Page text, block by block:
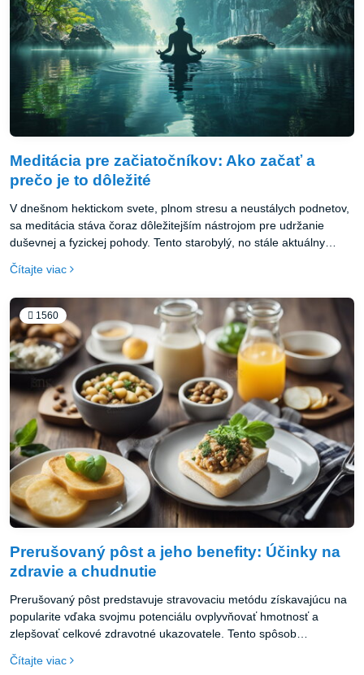
Meditácia pre začiatočníkov: Ako začať a
prečo je to dôležité
V dnešnom hektickom svete, plnom stresu a neustálych podnetov,
sa meditácia stáva čoraz dôležitejším nástrojom pre udržanie
duševnej a fyzickej pohody. Tento starobylý, no stále aktuálny
kvalitu vášho života. V tomto článku sa pozrieme na to, čo je
aj vy.
Čítajte viac
1560
Prerušovaný pôst a jeho benefity: Účinky na
zdravie a chudnutie
Prerušovaný pôst predstavuje stravovaciu metódu získavajúcu na
popularite vďaka svojmu potenciálu ovplyvňovať hmotnosť a
zlepšovať celkové zdravotné ukazovatele. Tento spôsob
období jedla a hladovania, ktoré môže viesť k optimalizácii
Čítajte viac